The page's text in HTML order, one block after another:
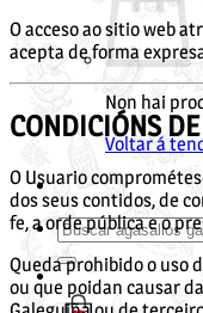
Non hai
Voltar á
Buscar
por:
O acceso ao sitio web
acepta de forma
CONDICIÓNS
O Usuario
dos seus contidos, de
fe, a orde pública e o
Queda prohibido o uso
ou que poidan causar